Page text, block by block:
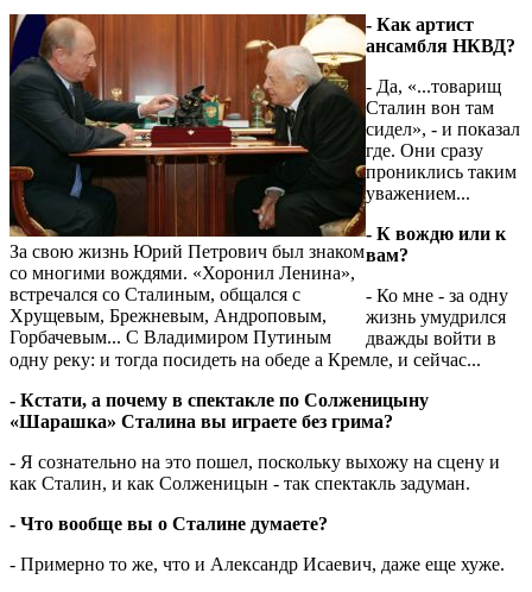
За свою жизнь Юрий Петрович был знаком
со многими вождями. «Хоронил Ленина»,
встречался со Сталиным, общался с
Хрущевым, Брежневым, Андроповым,
Горбачевым... С Владимиром Путиным
- Как артист
ансамбля НКВД?
- Да, «...товарищ
Сталин вон там
сидел», - и показал
где. Они сразу
прониклись таким
уважением...
- К вождю или к
вам?
- Ко мне - за одну
жизнь умудрился
дважды войти в
одну реку: и тогда посидеть на обеде а Кремле, и сейчас...
- Кстати, а почему в спектакле по Солженицыну
«Шарашка» Сталина вы играете без грима?
- Я сознательно на это пошел, поскольку выхожу на сцену и
как Сталин, и как Солженицын - так спектакль задуман.
- Что вообще вы о Сталине думаете?
- Примерно то же, что и Александр Исаевич, даже еще хуже.